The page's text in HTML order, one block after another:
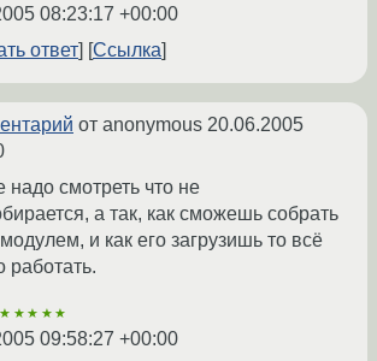
08:23:17 +00:00
ответ
Ссылка
от anonymous 20.06.2005
надо смотреть что не
а так, как сможешь собрать
и как его загрузишь то всё
работать.
★★★★★
09:58:27 +00:00